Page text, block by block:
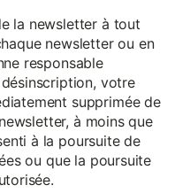
la newsletter à tout
newsletter ou en
responsable
votre
supprimée de
à moins que
à la poursuite de
ou que la poursuite